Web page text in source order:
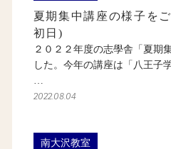
夏期集中講座の様子を
初日)
２０２２年度の志學舎「夏期
した。今年の講座は「八王子
…
2022.08.04
南大沢教室